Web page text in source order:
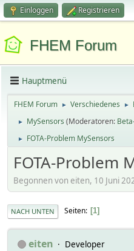
Einloggen Registrieren
FHEM Forum
Hauptmenü
FHEM Forum ► Verschiedenes ►
► MySensors(Moderatoren:
► FOTA-Problem MySensors
FOTA-Problem
Begonnen von eiten, 10 Juni
NACH UNTEN Seiten 1
eiten Developer